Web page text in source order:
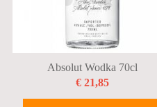
Absolut Wodka 70cl
€ 21,85